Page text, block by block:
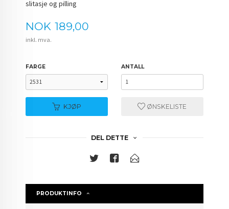
slitasje og pilling
Pris
NOK 189,00
inkl. mva.
FARGE ANTALL
KJØP ØNSKELISTE
DEL DETTE
PRODUKTINFO